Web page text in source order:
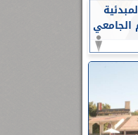
الجامعي